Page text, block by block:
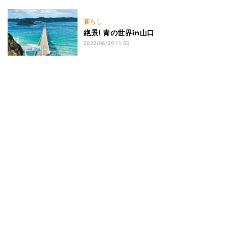
暮らし
絶景! 青の世界in山口
2022/06/20 11:00